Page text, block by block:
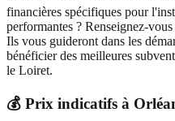
financières spécifiques pour
performantes ? Renseignez-
Ils vous guideront dans les
bénéficier des meilleures
le Loiret.
💰 Prix indicatifs à